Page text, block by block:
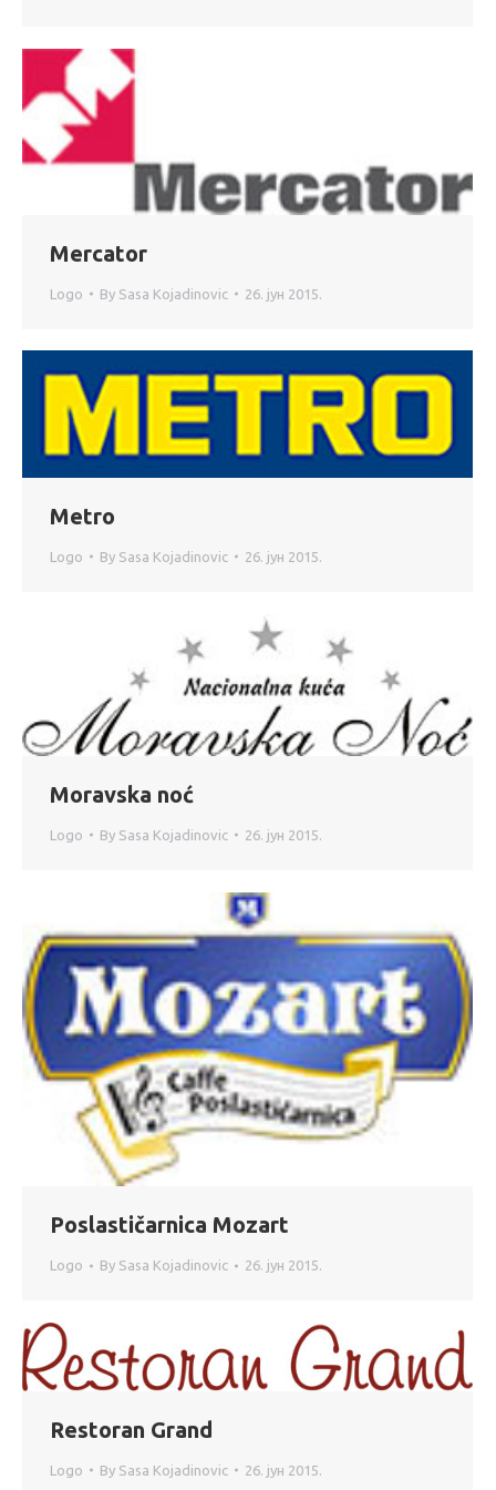
Mercator
Logo By Sasa Kojadinovic 26. јун 2015.
Metro
Logo By Sasa Kojadinovic 26. јун 2015.
Moravska noć
Logo By Sasa Kojadinovic 26. јун 2015.
Poslastičarnica Mozart
Logo By Sasa Kojadinovic 26. јун 2015.
Restoran Grand
Logo By Sasa Kojadinovic 26. јун 2015.